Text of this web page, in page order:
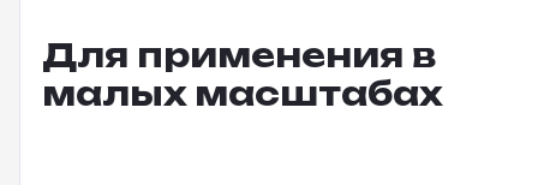
Для применения в
малых масштабах